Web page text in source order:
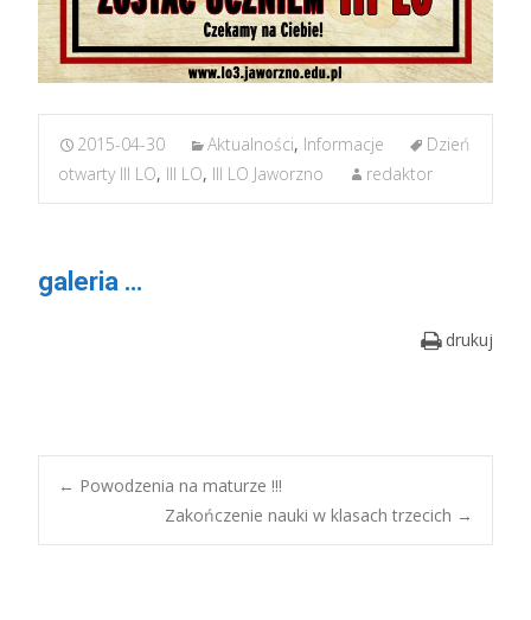
2015-04-30 Aktualności, Informacje
Dzień
otwarty III LO, III LO, III LO Jaworzno redaktor
galeria …
drukuj
Post
← Powodzenia na maturze !!!
Zakończenie nauki w klasach trzecich →